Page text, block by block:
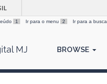
1 Ir para o menu 2 Ir para a busca
MJ BROWSE